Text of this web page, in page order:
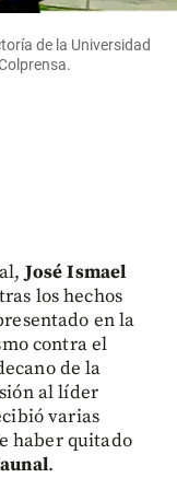
de la Universidad
José Ismael
los hechos
en la
contra el
de la
al líder
varias
haber quitado
.